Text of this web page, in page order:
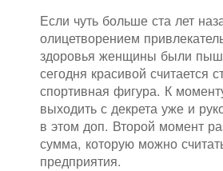
Если чуть больше ста лет
олицетворением
здоровья женщины были
сегодня красивой считается
спортивная фигура. К
выходить с декрета уже и
в этом доп. Второй момент
сумма, которую можно
предприятия.